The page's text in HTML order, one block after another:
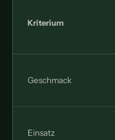
Kriterium
Geschmack
Einsatz